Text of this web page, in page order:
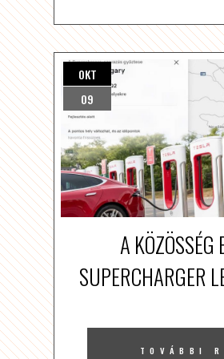
OKT
09
A KÖZÖSSÉG
SUPERCHARGER
TOVÁBBI